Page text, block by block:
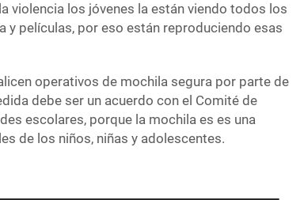
violencia los jóvenes la están viendo todos los
y películas, por eso están reproduciendo esas
operativos de mochila segura por parte de
debe ser un acuerdo con el Comité de
escolares, porque la mochila es es una
de los niños, niñas y adolescentes.